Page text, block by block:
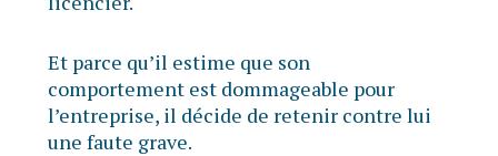
Et parce qu’il estime que son
comportement est dommageable pour
l’entreprise, il décide de retenir contre lui
une faute grave.